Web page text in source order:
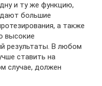
и ту же функцию,
большие
а также
высокие
результаты. В любом
ставить на
случае, должен